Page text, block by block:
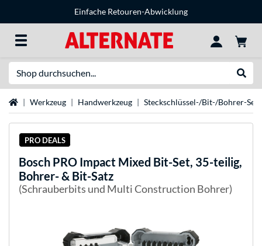
Einfache Retouren-Abwicklung
StartseiteWerkzeug Handwerkzeug Steckschlüssel-/Bit-/Bohrer-Set
PRO DEALS
Bosch PRO Impact Mixed Bit-Set, 35-teilig,
Bohrer- & Bit-Satz
(Schrauberbits und Multi Construction Bohrer)